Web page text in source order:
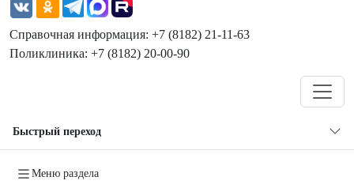
Справочная информация: +7 (8182) 21-11-63
Поликлиника: +7 (8182) 20-00-90
Быстрый переход
Меню раздела